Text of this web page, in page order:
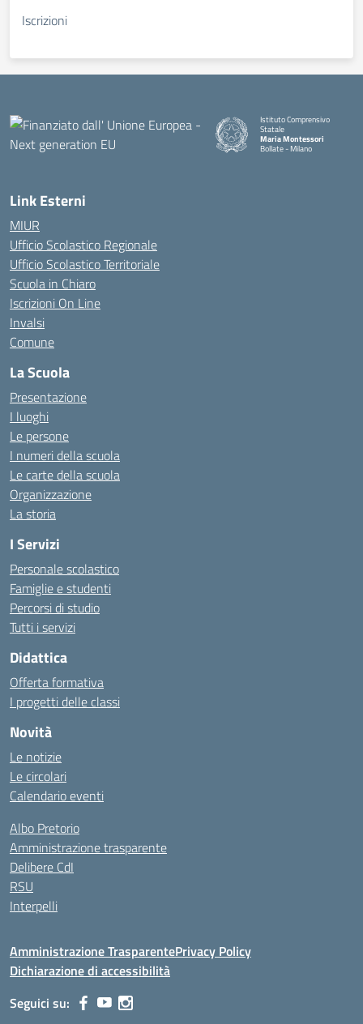
Iscrizioni
Istituto Comprensivo
Statale
Maria Montessori
Bollate - Milano
Link Esterni
MIUR
Ufficio Scolastico Regionale
Ufficio Scolastico Territoriale
Scuola in Chiaro
Iscrizioni On Line
Invalsi
Comune
La Scuola
Presentazione
I luoghi
Le persone
I numeri della scuola
Le carte della scuola
Organizzazione
La storia
I Servizi
Personale scolastico
Famiglie e studenti
Percorsi di studio
Tutti i servizi
Didattica
Offerta formativa
I progetti delle classi
Novità
Le notizie
Le circolari
Calendario eventi
Albo Pretorio
Amministrazione trasparente
Delibere CdI
RSU
Interpelli
Amministrazione TrasparentePrivacy Policy
Dichiarazione di accessibilità
Seguici su: